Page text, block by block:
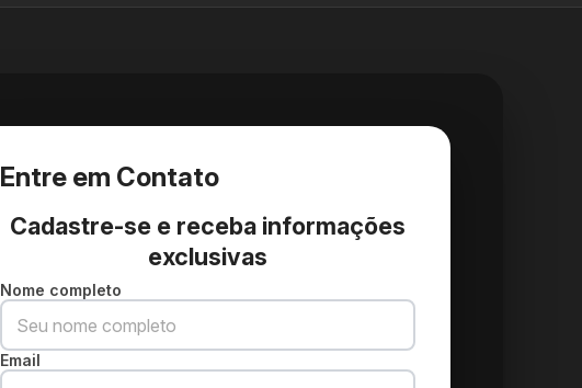
Entre em Contato
Cadastre-se e receba informações
exclusivas
Nome completo
Email